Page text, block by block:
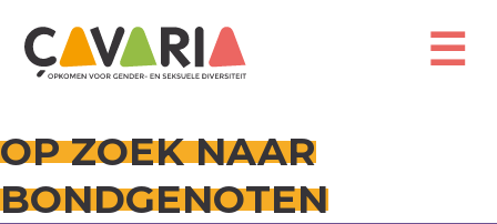
naar
☰
OP ZOEK NAAR
BONDGENOTEN